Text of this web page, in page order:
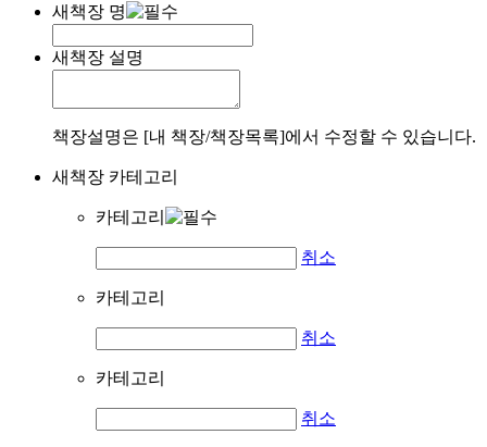
새책장 명
새책장 설명
책장설명은 [내 책장/책장목록]에서 수정할 수 있습니다.
새책장 카테고리
카테고리
취소
카테고리
취소
카테고리
취소